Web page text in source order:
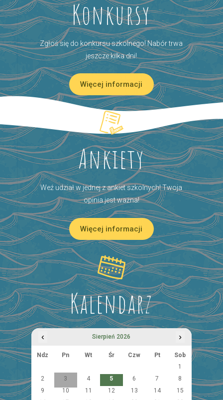
Konkursy
Zgłoś się do konkursu szkolnego! Nabór trwa
jeszcze kilka dni!
Więcej informacji
Ankiety
Weź udział w jednej z ankiet szkolnych! Twoja
opinia jest ważna!
Więcej informacji
Kalendarz
‹ Sierpień 2026 ›
Ndz Pn Wt Śr Czw Pt
Sob
1
2
3 4 5 6 7
8
9
10 11 12 13 14
15